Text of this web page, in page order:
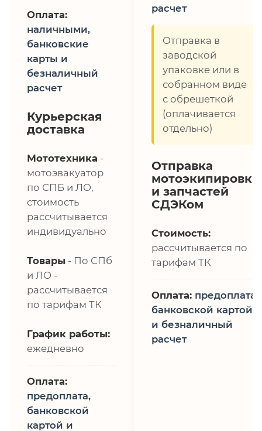
Оплата:
наличными,
банковские
карты и
безналичный
расчет
Курьерская
доставка
Мототехника -
мотоэвакуатор
по СПБ и ЛО,
стоимость
рассчитывается
индивидуально
Товары - По СПб
и ЛО -
рассчитывается
по тарифам ТК
График работы:
ежедневно
Оплата:
предоплата,
банковской
картой и
расчет
Отправка в
заводской
упаковке или в
собранном виде
с обрешеткой
(оплачивается
отдельно)
Отправка
мотоэкипировки
и запчастей
СДЭКом
Стоимость:
рассчитывается по
тарифам ТК
Оплата: предоплата,
банковской картой
и безналичный
расчет